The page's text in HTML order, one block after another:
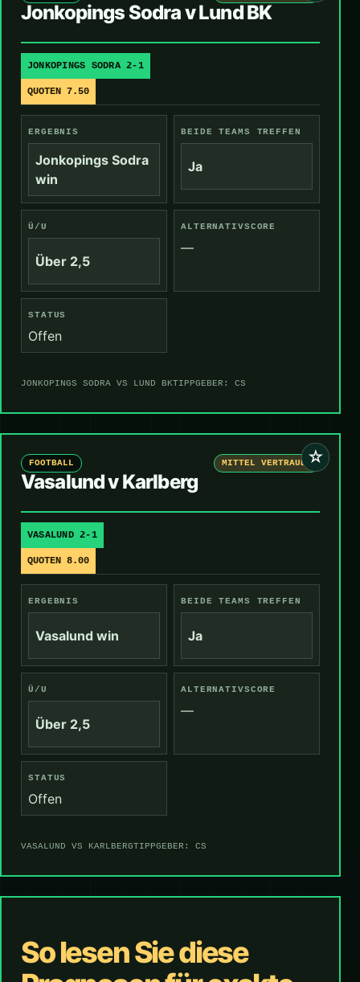
Jonkopings Sodra v Lund BK
JONKOPINGS SODRA 2-1
QUOTEN 7.50
ERGEBNIS
Jonkopings Sodra
win
BEIDE TEAMS TREFFEN
Ja
Ü/U
Über 2,5
ALTERNATIVSCORE
—
STATUS
Offen
JONKOPINGS SODRA VS LUND BKTIPPGEBER: CS
☆
FOOTBALL MITTEL VERTRAUEN
Vasalund v Karlberg
VASALUND 2-1
QUOTEN 8.00
ERGEBNIS
Vasalund win
BEIDE TEAMS TREFFEN
Ja
Ü/U
Über 2,5
ALTERNATIVSCORE
—
STATUS
Offen
VASALUND VS KARLBERGTIPPGEBER: CS
So lesen Sie diese